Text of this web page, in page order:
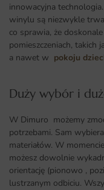
innowacyjna
winylu są niezwykle
co sprawia, że
pomieszczeniach, takich
a nawet w pokoju
Duży wybór i
W Dimuro możemy
potrzebami. Sam
materiałów. W
możesz dowolnie
orientację (pionowo ,
lustrzanym odbiciu.